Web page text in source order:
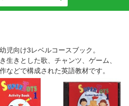
児向け3レベルコースブック。
生きとした歌、チャンツ、ゲーム、
などで構成された英語教材です。